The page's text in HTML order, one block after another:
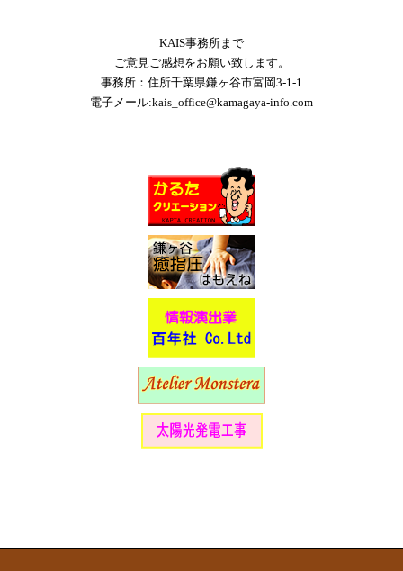
フォバークラフト模型製作の進化過程を掲載
フォバークラフト模型製作進化の過程
テアリング４輪車ロボット」の無線操縦講座
２０２２年８月７日 中央公民館主催 青少
年育成講座「デジタル・ワークショップ」開
２０２２年度 西部小学校「わくわくクラ
ブ」夏季プログラム学習講座開催！
KAIS事務所まで
ご意見ご感想をお願い致します。
事務所：住所千葉県鎌ヶ谷市富岡3-1-1
電子メール:kais_office@kamagaya-info.com